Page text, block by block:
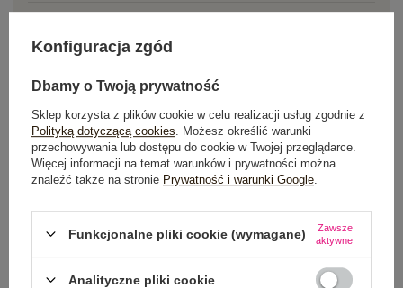
100 dni na zwrot
OPIS PRODUKTU
GŁÓWNE PARAMETRY
Konfiguracja zgód
Dbamy o Twoją prywatność
Sklep korzysta z plików cookie w celu realizacji usług zgodnie z
Polityką dotyczącą cookies . Możesz określić warunki
przechowywania lub dostępu do cookie w Twojej przeglądarce.
Więcej informacji na temat warunków i prywatności można
znaleźć także na stronie Prywatność i warunki Google
Funkcjonalne pliki cookie (wymagane)
Zawsze
aktywne
Analityczne pliki cookie